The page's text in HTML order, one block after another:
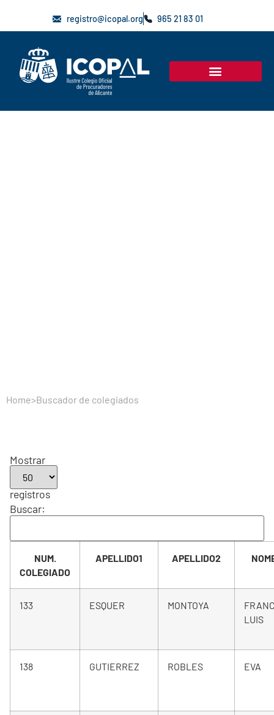
registro@icopal.org 965 21 83 01
Home>Buscador de colegiados
Mostrar
registros
Buscar:
NUM.
COLEGIADO
APELLIDO1 APELLIDO2
133 ESQUER MONTOYA
LUIS
138 GUTIERREZ ROBLES EVA